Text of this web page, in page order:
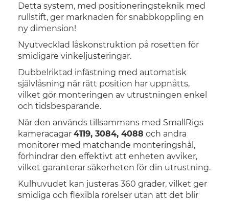
Detta system, med positioneringsteknik med
rullstift, ger marknaden för snabbkoppling en
ny dimension!
Nyutvecklad låskonstruktion på rosetten för
smidigare vinkeljusteringar.
Dubbelriktad infästning med automatisk
självlåsning när rätt position har uppnåtts,
vilket gör monteringen av utrustningen enkel
och tidsbesparande.
När den används tillsammans med SmallRigs
kameracagar 4119, 3084, 4088 och andra
monitorer med matchande monteringshål,
förhindrar den effektivt att enheten avviker,
vilket garanterar säkerheten för din utrustning.
Kulhuvudet kan justeras 360 grader, vilket ger
smidiga och flexibla rörelser utan att det blir